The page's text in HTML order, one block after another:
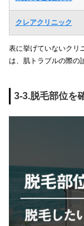
クレアクリニック
表に挙げていないクリ
は、肌トラブルの際の
3-3.脱毛部位を